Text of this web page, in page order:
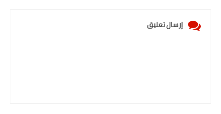
إرسال تعليق